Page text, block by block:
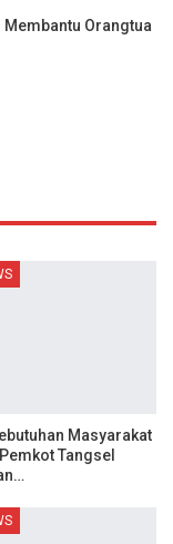
Membantu Orangtua
Masyarakat
Tangsel